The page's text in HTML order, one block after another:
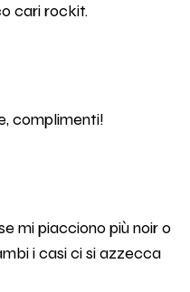
cari rockit.
complimenti!
mi piacciono più noir o
i casi ci si azzecca